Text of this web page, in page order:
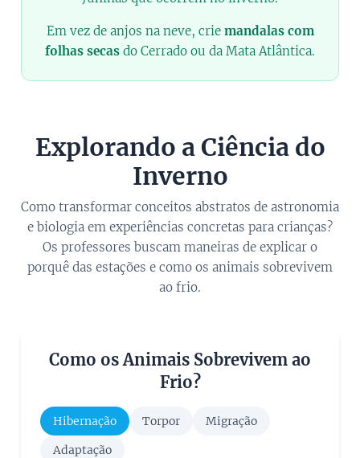
Em vez de anjos na neve, crie mandalas com
folhas secas do Cerrado ou da Mata Atlântica.
Explorando a Ciência do
Inverno
Como transformar conceitos abstratos de astronomia
e biologia em experiências concretas para crianças?
Os professores buscam maneiras de explicar o
porquê das estações e como os animais sobrevivem
ao frio.
Como os Animais Sobrevivem ao
Frio?
Hibernação Torpor
Migração
Adaptação